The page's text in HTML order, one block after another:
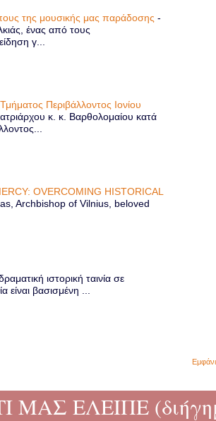
της μουσικής μας παράδοσης-
ένας από τους
γ...
Περιβάλλοντος Ιονίου
κ. κ. Βαρθολομαίου κατά
OVERCOMING HISTORICAL
Archbishop of Vilnius, beloved
ιστορική ταινία σε
είναι βασισμένη ...
ΜΑΣ ΕΛΕΙΠΕ